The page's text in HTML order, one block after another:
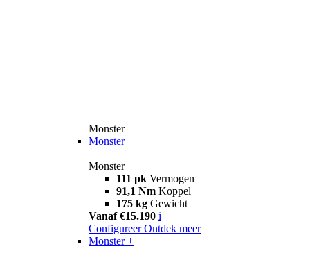
Monster
Monster
Monster
111 pk Vermogen
91,1 Nm Koppel
175 kg Gewicht
Vanaf €15.190 i
Configureer Ontdek meer
Monster +